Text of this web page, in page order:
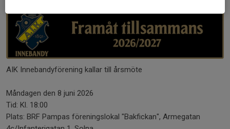
AIK Innebandyförening kallar till årsmöte
Måndagen den 8 juni 2026
Tid: Kl. 18:00
Plats: BRF Pampas föreningslokal "Bakfickan", Armegatan